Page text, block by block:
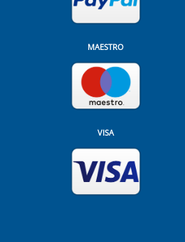
MAESTRO
VISA